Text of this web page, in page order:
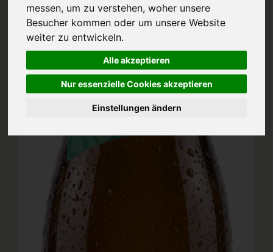
messen, um zu verstehen, woher unsere
Besucher kommen oder um unsere Website
weiter zu entwickeln.
Alle akzeptieren
Nur essenzielle Cookies akzeptieren
Einstellungen ändern